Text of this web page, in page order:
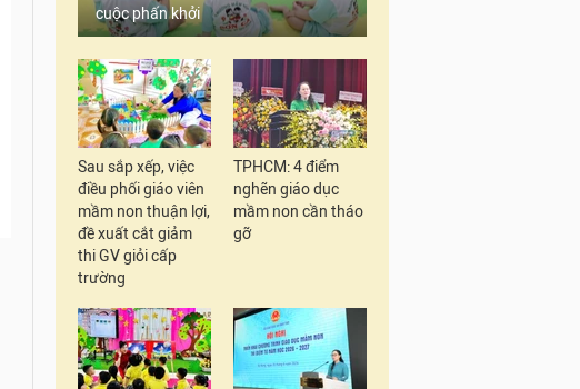
cuộc phấn khởi
Sau sắp xếp, việc
điều phối giáo viên
mầm non thuận lợi,
đề xuất cắt giảm
thi GV giỏi cấp
trường
TPHCM: 4 điểm
nghẽn giáo dục
mầm non cần tháo
gỡ